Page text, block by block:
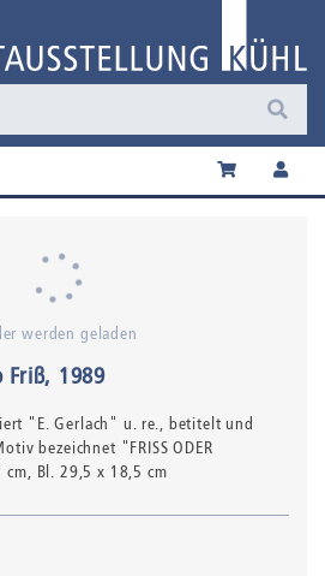
werden geladen
Friß, 1989
"E. Gerlach" u. re., betitelt und
bezeichnet "FRISS ODER
Bl. 29,5 x 18,5 cm